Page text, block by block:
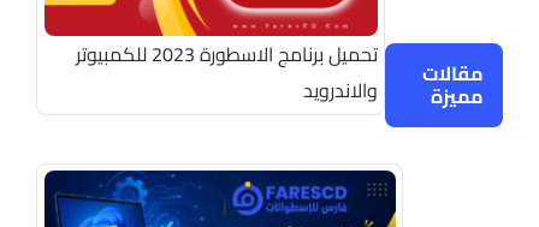
مقالات
مميزة
تحميل برنامج الاسطورة 2023 للكمبيوتر
والاندرويد